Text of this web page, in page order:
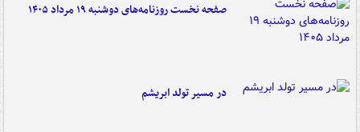
صفحه نخست روزنامه‌های دوشنبه ۱۹ مرداد ۱۴۰۵
در مسیر تولد ابریشم